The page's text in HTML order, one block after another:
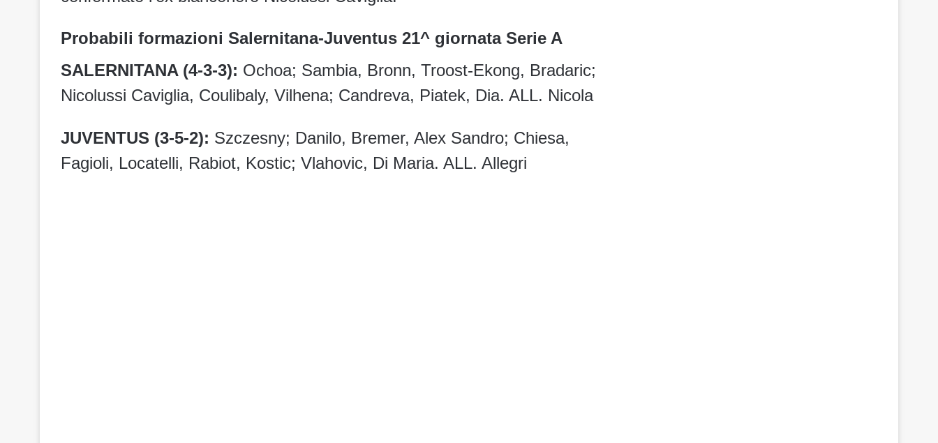
Probabili formazioni Salernitana-Juventus 21^ giornata Serie A
SALERNITANA (4-3-3): Ochoa; Sambia, Bronn, Troost-Ekong, Bradaric;
Nicolussi Caviglia, Coulibaly, Vilhena; Candreva, Piatek, Dia. ALL. Nicola
JUVENTUS (3-5-2): Szczesny; Danilo, Bremer, Alex Sandro; Chiesa,
Fagioli, Locatelli, Rabiot, Kostic; Vlahovic, Di Maria. ALL. Allegri